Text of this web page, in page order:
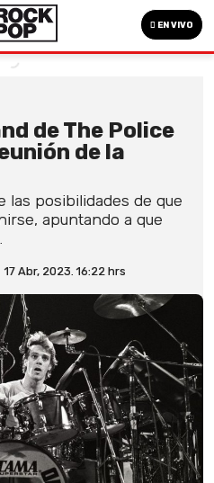
EN VIVO
de The Police
de la
las posibilidades de que
apuntando a que
17 Abr, 2023. 16:22 hrs